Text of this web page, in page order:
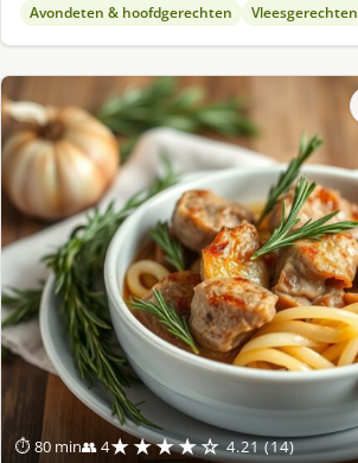
Avondeten & hoofdgerechten Vleesgerechten
⏱ 80 min👥 4★★★★☆ 4.21 (14)